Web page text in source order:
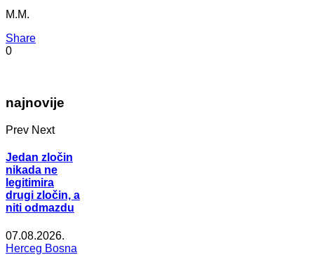
M.M.
Share
0
najnovije
Prev Next
Jedan zločin
nikada ne
legitimira
drugi zločin, a
niti odmazdu
07.08.2026.
Herceg Bosna